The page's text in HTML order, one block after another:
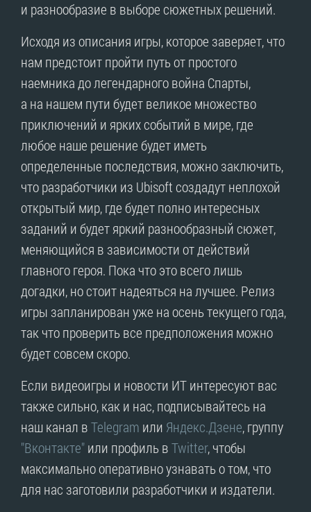
и разнообразие в выборе сюжетных решений.
Исходя из описания игры, которое заверяет, что
нам предстоит пройти путь от простого
наемника до легендарного война Спарты,
а на нашем пути будет великое множество
приключений и ярких событий в мире, где
любое наше решение будет иметь
определенные последствия, можно заключить,
что разработчики из Ubisoft создадут неплохой
открытый мир, где будет полно интересных
заданий и будет яркий разнообразный сюжет,
меняющийся в зависимости от действий
главного героя. Пока что это всего лишь
догадки, но стоит надеяться на лучшее. Релиз
игры запланирован уже на осень текущего года,
так что проверить все предположения можно
будет совсем скоро.
Если видеоигры и новости ИТ интересуют вас
также сильно, как и нас, подписывайтесь на
наш канал вTelegram или Яндекс.Дзене, группу
"Вконтакте"или профиль вTwitter, чтобы
максимально оперативно узнавать о том, что
для нас заготовили разработчики и издатели.